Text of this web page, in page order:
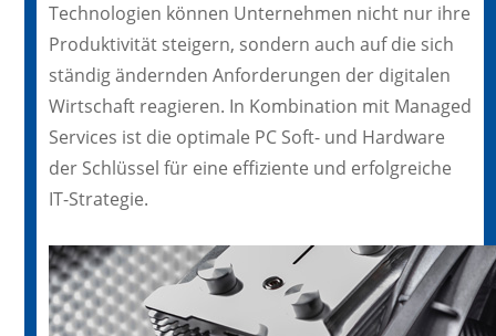
Technologien können Unternehmen nicht nur ihre
Produktivität steigern, sondern auch auf die sich
ständig ändernden Anforderungen der digitalen
Wirtschaft reagieren. In Kombination mit Managed
Services ist die optimale PC Soft- und Hardware
der Schlüssel für eine effiziente und erfolgreiche
IT-Strategie.